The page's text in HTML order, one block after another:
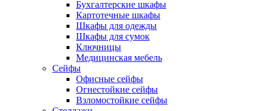
Бухгалтерские шкафы
Картотечные шкафы
Шкафы для одежды
Шкафы для сумок
Ключницы
Медицинская мебель
Сейфы
Офисные сейфы
Огнестойкие сейфы
Взломостойкие сейфы